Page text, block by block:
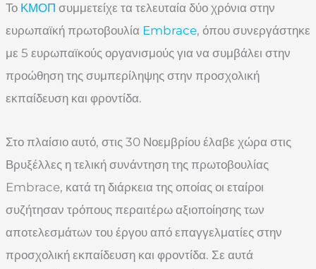
Το ΚΜΟΠ συμμετείχε τα τελευταία δύο χρόνια στην
ευρωπαϊκή πρωτοβουλία Embrace, όπου συνεργάστηκε
με 5 ευρωπαϊκούς οργανισμούς για να συμβάλει στην
προώθηση της συμπερίληψης στην προσχολική
εκπαίδευση και φροντίδα.
Στο πλαίσιο αυτό, στις 30 Νοεμβρίου έλαβε χώρα στις
Βρυξέλλες η τελική συνάντηση της πρωτοβουλίας
Embrace, κατά τη διάρκεια της οποίας οι εταίροι
συζήτησαν τρόπους περαιτέρω αξιοποίησης των
αποτελεσμάτων του έργου από επαγγελματίες στην
προσχολική εκπαίδευση και φροντίδα. Σε αυτά